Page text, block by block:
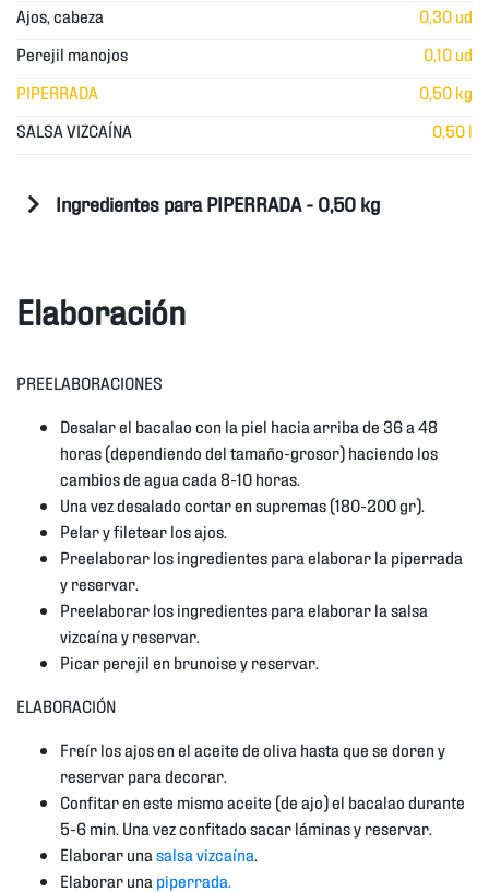
Ajos, cabeza
0,30 ud
Perejil manojos
0,10 ud
PIPERRADA
0,50 kg
SALSA VIZCAÍNA
0,50 l
Ingredientes para PIPERRADA - 0,50 kg
Elaboración
PREELABORACIONES
Desalar el bacalao con la piel hacia arriba de 36 a 48
horas (dependiendo del tamaño-grosor) haciendo los
cambios de agua cada 8-10 horas.
Una vez desalado cortar en supremas (180-200 gr).
Pelar y filetear los ajos.
Preelaborar los ingredientes para elaborar la piperrada
y reservar.
Preelaborar los ingredientes para elaborar la salsa
vizcaína y reservar.
Picar perejil en brunoise y reservar.
ELABORACIÓN
Freír los ajos en el aceite de oliva hasta que se doren y
reservar para decorar.
Confitar en este mismo aceite (de ajo) el bacalao durante
5-6 min. Una vez confitado sacar láminas y reservar.
Elaborar una salsa vizcaína
Elaborar una piperrada.